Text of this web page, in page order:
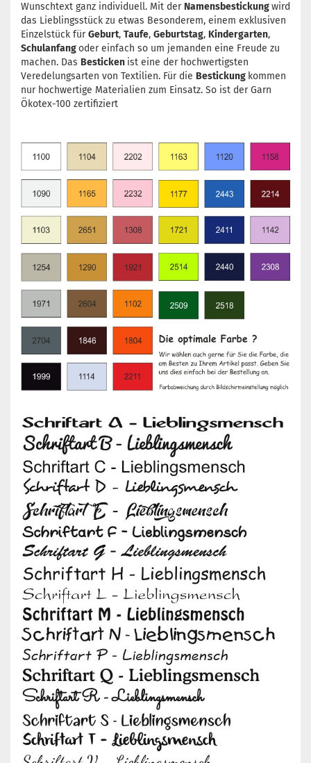
Wunschtext ganz individuell. Mit der Namensbestickungwird
das Lieblingsstück zu etwas Besonderem, einem exklusiven
Einzelstück fürGeburt, Taufe, Geburtstag, Kindergarten,
Schulanfangoder einfach so um jemanden eine Freude zu
machen. Das Besticken ist eine der hochwertigsten
Veredelungsarten von Textilien. Für die Bestickung kommen
nur hochwertige Materialien zum Einsatz. So ist der Garn
Ökotex-100 zertifiziert